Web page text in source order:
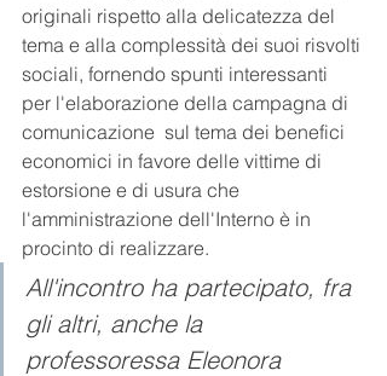
originali rispetto alla delicatezza del
tema e alla complessità dei suoi risvolti
sociali, fornendo spunti interessanti
per l'elaborazione della campagna di
comunicazione  sul tema dei benefici
economici in favore delle vittime di
estorsione e di usura che
l'amministrazione dell'Interno è in
procinto di realizzare.
All'incontro ha partecipato, fra
gli altri, anche la
professoressa Eleonora